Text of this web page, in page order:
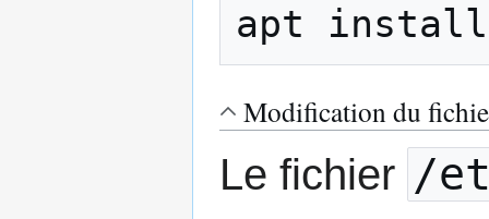
apt install
Modification du
Le fichier /